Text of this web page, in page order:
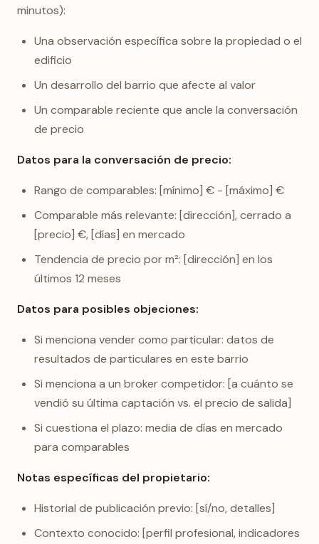
minutos):
Una observación específica sobre la propiedad o el
edificio
Un desarrollo del barrio que afecte al valor
Un comparable reciente que ancle la conversación
de precio
Datos para la conversación de precio:
Rango de comparables: [mínimo] € - [máximo] €
Comparable más relevante: [dirección], cerrado a
[precio] €, [días] en mercado
Tendencia de precio por m²: [dirección] en los
últimos 12 meses
Datos para posibles objeciones:
Si menciona vender como particular: datos de
resultados de particulares en este barrio
Si menciona a un broker competidor: [a cuánto se
vendió su última captación vs. el precio de salida]
Si cuestiona el plazo: media de días en mercado
para comparables
Notas específicas del propietario:
Historial de publicación previo: [sí/no, detalles]
Contexto conocido: [perfil profesional, indicadores